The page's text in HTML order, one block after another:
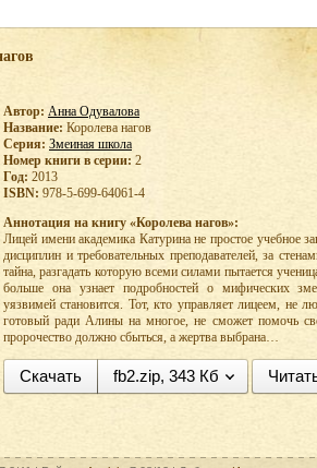
Автор: Анна Одувалова
Название: Королева нагов
Серия: Змеиная школа
Номер книги в серии: 2
Год: 2013
ISBN: 978-5-699-64061-4
Аннотация на книгу «Королева нагов»:
Лицей имени академика Катурина не простое учебное
дисциплин и требовательных преподавателей, за
тайна, разгадать которую всеми силами пытается
больше она узнает подробностей о мифических
уязвимей становится. Тот, кто управляет лицеем, не
готовый ради Алины на многое, не сможет помочь
пророчество должно сбыться, а жертва выбрана…
Скачать fb2.zip, 343 Кб